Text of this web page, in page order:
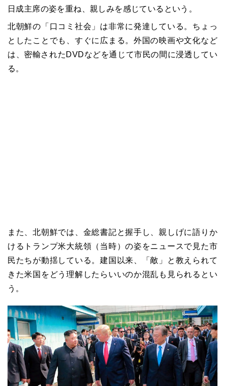
日成主席の姿を重ね、親しみを感じているという。
北朝鮮の「口コミ社会」は非常に発達している。ちょっ
としたことでも、すぐに広まる。外国の映画や文化など
は、密輸されたDVDなどを通じて市民の間に浸透してい
る。
また、北朝鮮では、金総書記と握手し、親しげに語りか
けるトランプ米大統領（当時）の姿をニュースで見た市
民たちが動揺している。建国以来、「敵」と教えられて
きた米国をどう理解したらいいのか混乱も見られるとい
う。